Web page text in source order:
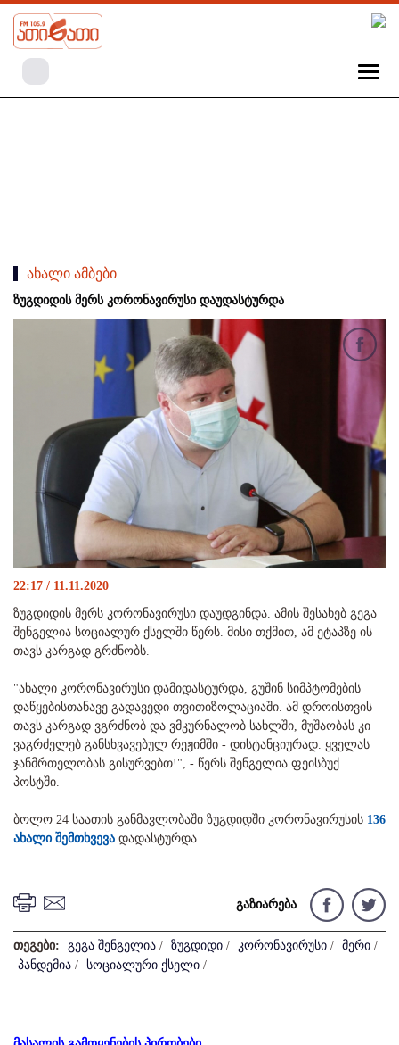
ახალი ამბები
ზუგდიდის მერს კორონავირუსი დაუდასტურდა
22:17 / 11.11.2020
ზუგდიდის მერს კორონავირუსი დაუდგინდა. ამის შესახებ გეგა
შენგელია სოციალურ ქსელში წერს. მისი თქმით, ამ ეტაპზე ის
თავს კარგად გრძნობს.
"ახალი კორონავირუსი დამიდასტურდა, გუშინ სიმპტომების
დაწყებისთანავე გადავედი თვითიზოლაციაში. ამ დროისთვის
თავს კარგად ვგრძნობ და ვმკურნალობ სახლში, მუშაობას კი
ვაგრძელებ განსხვავებულ რეჟიმში - დისტანციურად. ყველას
ჯანმრთელობას გისურვებთ!", - წერს შენგელია ფეისბუქ
პოსტში.
ბოლო 24 საათის განმავლობაში ზუგდიდში კორონავირუსის 136
ახალი შემთხვევა დადასტურდა.
გაზიარება
თეგები: გეგა შენგელია / ზუგდიდი / კორონავირუსი / მერი /
პანდემია / სოციალური ქსელი /